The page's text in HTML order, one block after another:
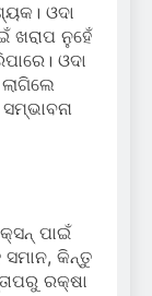
ଓଦା
ଖରାପ ନୁହେଁ
ଓଦା
ପାଇଁ
ସମାନ, କିନ୍ତୁ
ରକ୍ଷା